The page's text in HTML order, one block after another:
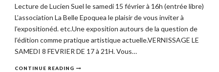
Lecture de Lucien Suel le samedi 15 février à 16h (entrée libre)
L’association La Belle Epoquea le plaisir de vous inviter à
l’expositionéd. etc.Une exposition autours de la question de
l’édition comme pratique artistique actuelle.VERNISSAGE LE
SAMEDI 8 FEVRIER DE 17 à 21H. Vous…
CONTINUE READING